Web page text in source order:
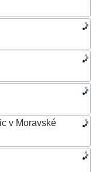
v Moravské